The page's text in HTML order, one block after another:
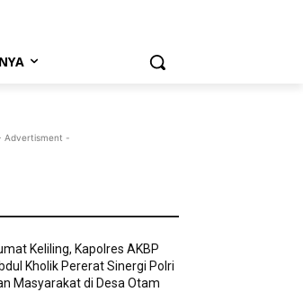
Advertisment -
Keliling, Kapolres AKBP
Kholik Pererat Sinergi Polri
Masyarakat di Desa Otam